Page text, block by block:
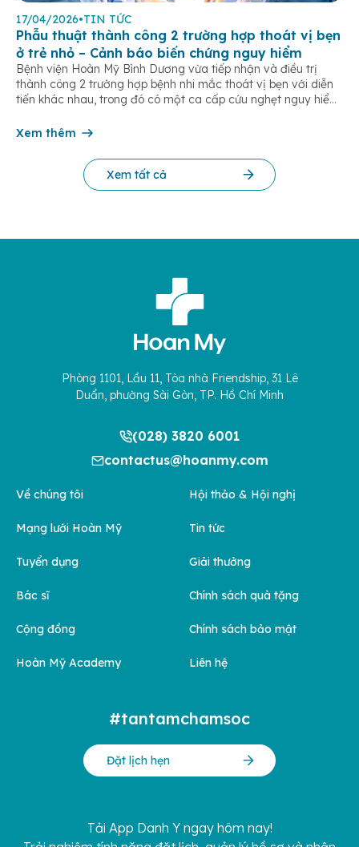
17/04/2026•TIN TỨC
Phẫu thuật thành công 2 trường hợp thoát vị bẹn
ở trẻ nhỏ – Cảnh báo biến chứng nguy hiểm
Bệnh viện Hoàn Mỹ Bình Dương vừa tiếp nhận và điều trị
thành công 2 trường hợp bệnh nhi mắc thoát vị bẹn với diễn
tiến khác nhau, trong đó có một ca cấp cứu nghẹt nguy hiểm.
tuổi, nhập viện trong tình […]
Xem thêm
Xem tất cả
Phòng 1101, Lầu 11, Tòa nhà Friendship, 31 Lê
Duẩn, phường Sài Gòn, TP. Hồ Chí Minh
(028) 3820 6001
contactus@hoanmy.com
Về chúng tôi
Mạng lưới Hoàn Mỹ
Tuyển dụng
Bác sĩ
Cộng đồng
Hoàn Mỹ Academy
Hội thảo & Hội nghị
Tin tức
Giải thưởng
Chính sách quà tặng
Chính sách bảo mật
Liên hệ
#tantamchamsoc
Đặt lịch hẹn
Tải App Danh Y ngay hôm nay!